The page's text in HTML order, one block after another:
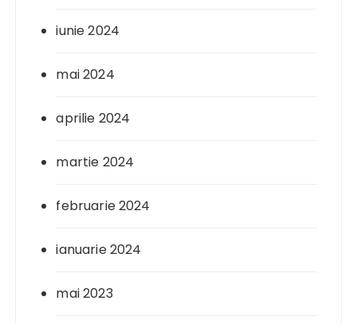
iunie 2024
mai 2024
aprilie 2024
martie 2024
februarie 2024
ianuarie 2024
mai 2023